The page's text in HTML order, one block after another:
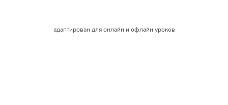
адаптирован для онлайн и офлайн уроков